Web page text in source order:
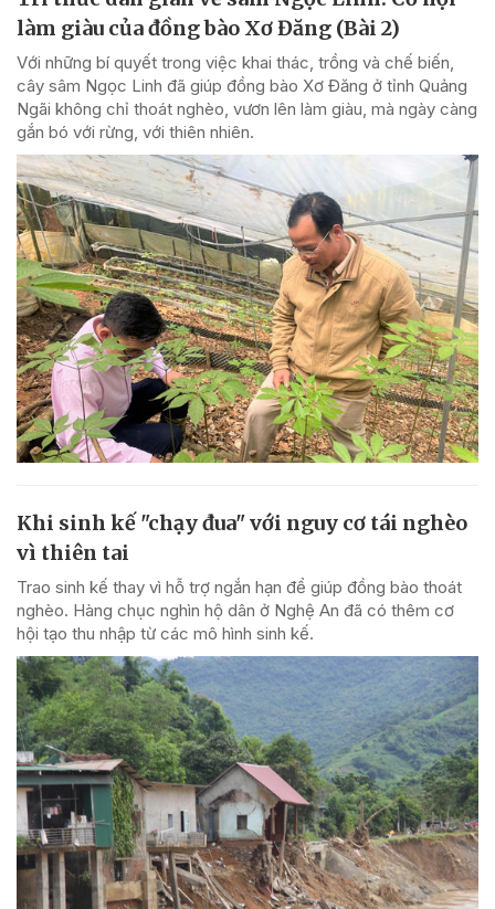
làm giàu của đồng bào Xơ Đăng (Bài 2)
Với những bí quyết trong việc khai thác, trồng và chế biến,
cây sâm Ngọc Linh đã giúp đồng bào Xơ Đăng ở tỉnh Quảng
Ngãi không chỉ thoát nghèo, vươn lên làm giàu, mà ngày càng
gắn bó với rừng, với thiên nhiên.
Khi sinh kế "chạy đua" với nguy cơ tái nghèo
vì thiên tai
Trao sinh kế thay vì hỗ trợ ngắn hạn để giúp đồng bào thoát
nghèo. Hàng chục nghìn hộ dân ở Nghệ An đã có thêm cơ
hội tạo thu nhập từ các mô hình sinh kế.